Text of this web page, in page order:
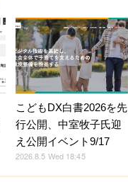
こどもDX白書2026を先
行公開、中室牧子氏迎
え公開イベント9/17
2026.8.5 Wed 18:45